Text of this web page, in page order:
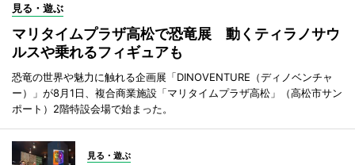
見る・遊ぶ
マリタイムプラザ高松で恐竜展 動くティラノサウ
ルスや乗れるフィギュアも
恐竜の世界や魅力に触れる企画展「DINOVENTURE（ディノベンチャ
ー）」が8月1日、複合商業施設「マリタイムプラザ高松」（高松市サン
ポート）2階特設会場で始まった。
見る・遊ぶ